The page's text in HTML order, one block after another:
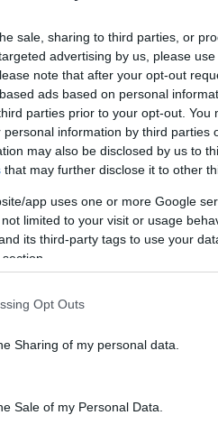
sale, sharing to third parties, or
advertising by us, please
note that after your opt-out
ads based on personal
parties prior to your opt-out. You
information by third parties
may also be disclosed by us to
that may further disclose it to other
app uses one or more Google
limited to your visit or usage
its third-party tags to use your
Opt Outs
Sharing of my personal data.
Sale of my Personal Data.